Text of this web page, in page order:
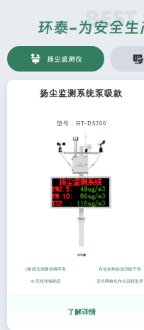
扬尘监测仪
扬尘监测系统泵吸款
型号：HT-DS200
· β射线法测量准确可靠 · 自动加热除湿消除干扰
· 4G无线传输稳定 · 适合网格化布点远程监管
了解详情